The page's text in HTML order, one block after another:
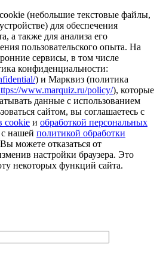
(небольшие текстовые файлы,
для обеспечения
а также для анализа его
пользовательского опыта. На
сервисы, в том числе
конфиденциальности:
) и Марквиз (политика
www.marquiz.ru/policy/), которые
данные с использованием
сайтом, вы соглашаетесь с
cookie и обработкой персональных
с нашей политикой обработки
можете отказаться от
настройки браузера. Это
некоторых функций сайта.